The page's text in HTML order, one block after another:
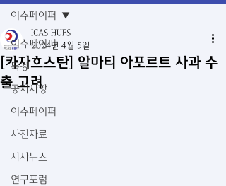
이슈페이퍼
특강
공지사항
이슈페이퍼
사진자료
시사뉴스
연구포럼
이슈페이퍼
[카자흐스탄] 알마티 아포르트 사과 수
출 고려
ICAS HUFS
2024년 4월 5일